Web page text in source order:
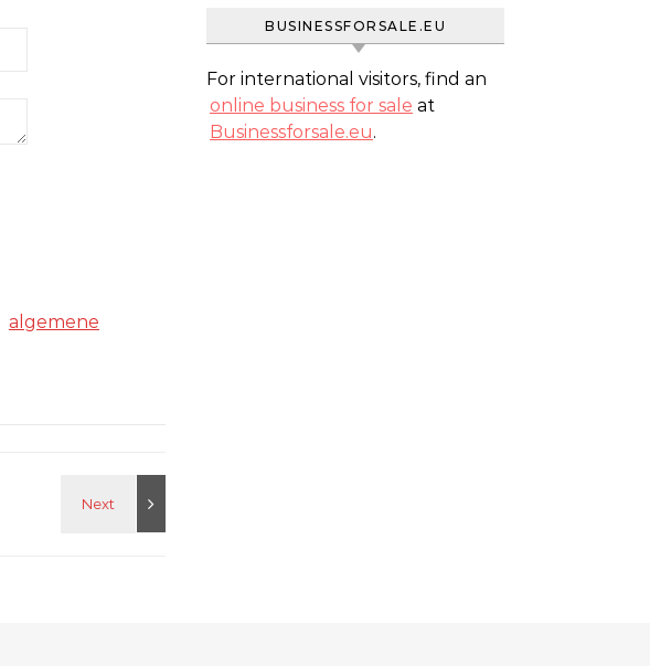
algemene
BUSINESSFORSALE.EU
For international visitors, find an
online business for sale at
Businessforsale.eu.